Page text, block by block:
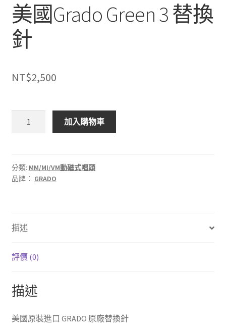
美國Grado Green 3 替換
針
NT$2,500
3
替
量
加入購物車
分類: MM/MI/VM動磁式唱頭
品牌： GRADO
描述
評價 (0)
描述
美國原裝進口 GRADO 原廠替換針